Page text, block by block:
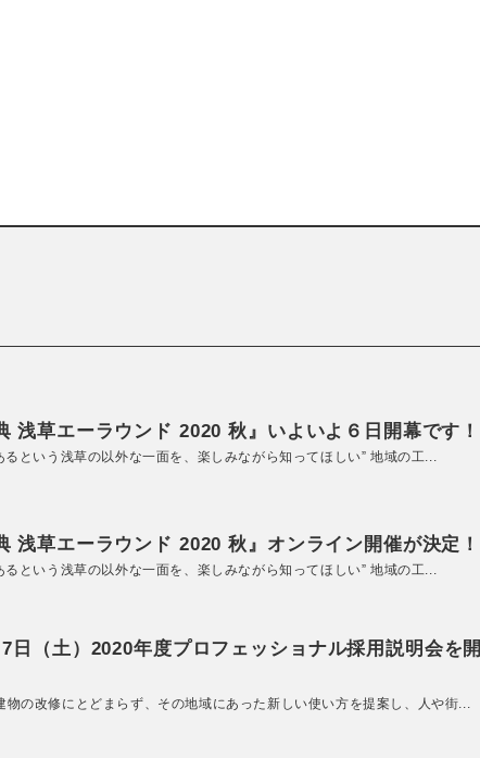
浅草エーラウンド 2020 秋』いよいよ６日開幕です！
という浅草の以外な一面を、楽しみながら知ってほしい” 地域の工...
浅草エーラウンド 2020 秋』オンライン開催が決定！
という浅草の以外な一面を、楽しみながら知ってほしい” 地域の工...
7日（土）2020年度プロフェッショナル採用説明会を開
物の改修にとどまらず、その地域にあった新しい使い方を提案し、人や街...